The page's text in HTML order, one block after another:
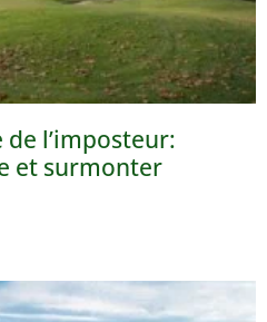
de l’imposteur:
et surmonter